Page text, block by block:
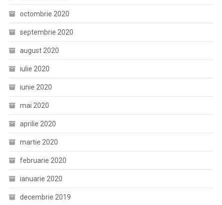
octombrie 2020
septembrie 2020
august 2020
iulie 2020
iunie 2020
mai 2020
aprilie 2020
martie 2020
februarie 2020
ianuarie 2020
decembrie 2019